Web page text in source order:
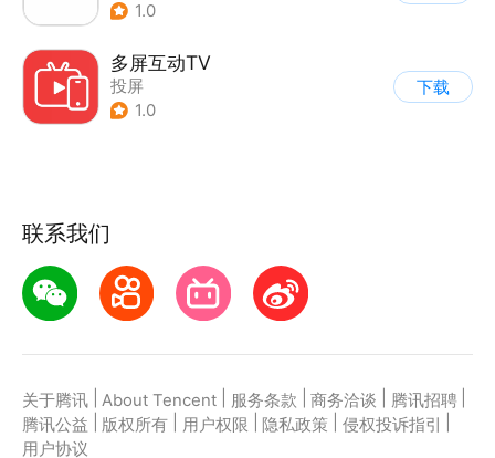
1.0
多屏互动TV
投屏
1.0
下载
联系我们
关于腾讯 About Tencent 服务条款 商务洽谈 腾讯招聘
腾讯公益
版权所有 用户权限 隐私政策 侵权投诉指引
用户协议